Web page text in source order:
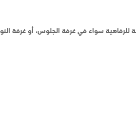
للرفاهية سواء في غرفة الجلوس، أو